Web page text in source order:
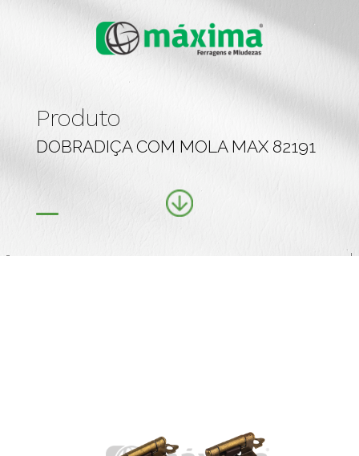
Produto
DOBRADIÇA COM MOLA MAX 82191